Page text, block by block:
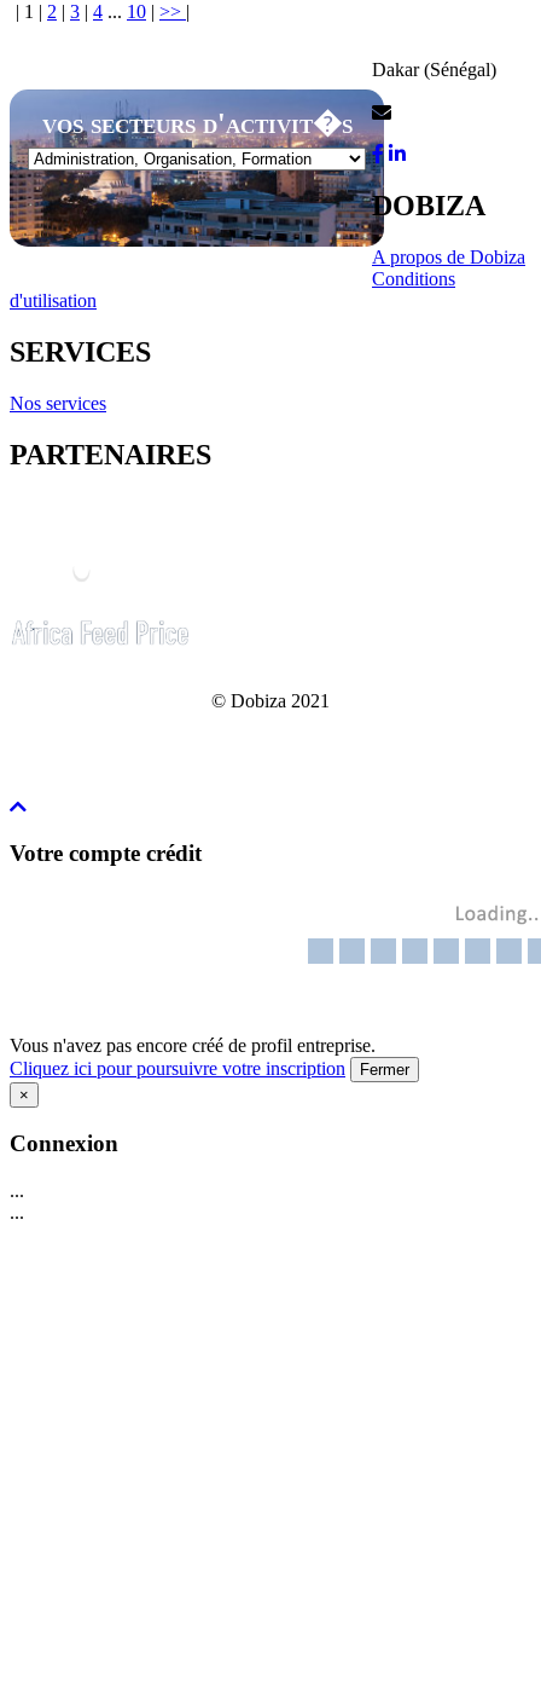
1 2 3 4 ... 10 >>
vos secteurs d'activit�s
Dakar (Sénégal)
DOBIZA
A propos de Dobiza
Conditions
d'utilisation
SERVICES
Nos services
PARTENAIRES
© Dobiza 2021
Votre compte crédit
Vous n'avez pas encore créé de profil entreprise.
Cliquez ici pour poursuivre votre inscription
Fermer
×
Connexion
...
...